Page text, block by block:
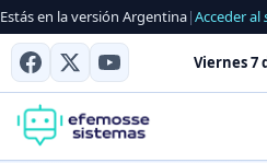
Estás en la versión Argentina|Acceder al
Viernes 7